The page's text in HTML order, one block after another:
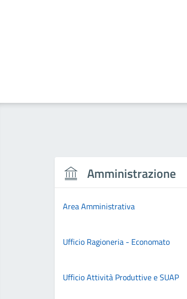
Amministrazione
Area Amministrativa
Ufficio Ragioneria - Economato
Ufficio Attività Produttive e SUAP